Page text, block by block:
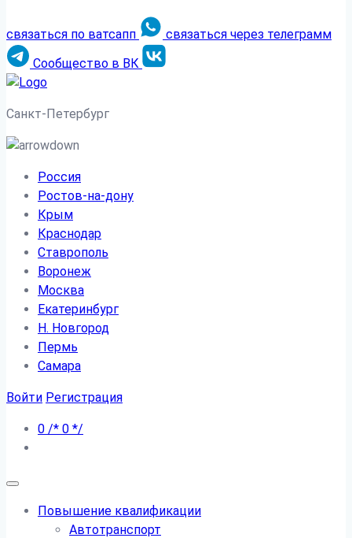
связаться по ватсапп
связаться через телеграмм
Сообщество в ВК
Санкт-Петербург
Россия
Ростов-на-дону
Крым
Краснодар
Ставрополь
Воронеж
Москва
Екатеринбург
Н. Новгород
Пермь
Самара
Войти Регистрация
0 /* 0 */
Повышение квалификации
Автотранспорт